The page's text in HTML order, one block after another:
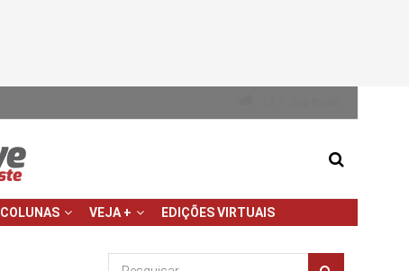
COLUNAS VEJA + EDIÇÕES VIRTUAIS